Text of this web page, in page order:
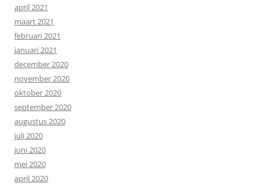
april 2021
maart 2021
februari 2021
januari 2021
december 2020
november 2020
oktober 2020
september 2020
augustus 2020
juli 2020
juni 2020
mei 2020
april 2020